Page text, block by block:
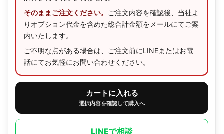
そのままご注文ください。
ご注文内容を確認後、当社よ
りオプション代金を含めた総合計金額をメールにてご案
内いたします。
ご不明な点がある場合は、ご注文前にLINEまたはお電
話にてお気軽にお問い合わせください。
カートに入れる
選択内容を確認して購入へ
LINEで相談